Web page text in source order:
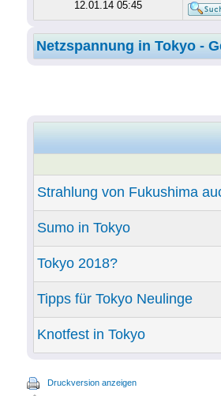
12.01.14 05:45
Netzspannung in Tokyo -
Strahlung von Fukushima
Sumo in Tokyo
Tokyo 2018?
Tipps für Tokyo Neulinge
Knotfest in Tokyo
Druckversion anzeigen